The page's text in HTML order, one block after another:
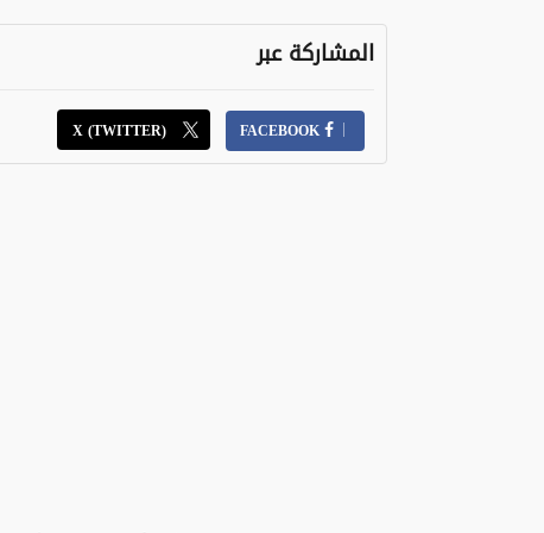
المشاركة عبر
FACEBOOK
X (TWITTER)